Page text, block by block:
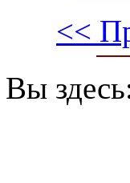
<<
Вы